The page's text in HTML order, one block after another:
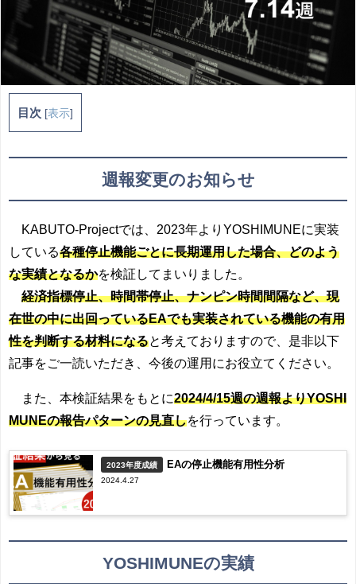
目次 [表示]
週報変更のお知らせ
KABUTO-Projectでは、2023年よりYOSHIMUNEに実装
している各種停止機能ごとに長期運用した場合、どのよう
な実績となるかを検証してまいりました。
経済指標停止、時間帯停止、ナンピン時間間隔など、現
在世の中に出回っているEAでも実装されている機能の有用
性を判断する材料になると考えておりますので、是非以下
記事をご一読いただき、今後の運用にお役立てください。
また、本検証結果をもとに2024/4/15週の週報よりYOSHI
MUNEの報告パターンの見直しを行っています。
2023年度成績 EAの停止機能有用性分析
2024.4.27
YOSHIMUNEの実績